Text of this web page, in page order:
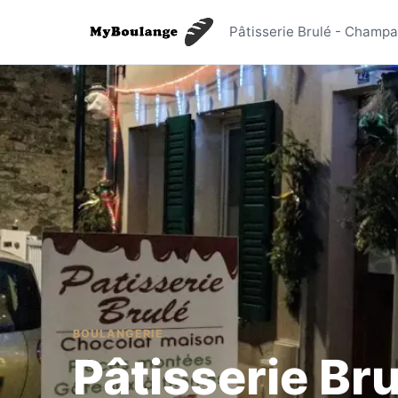
Pâtisserie Brulé -
BOULANGERIE
Pâtisserie